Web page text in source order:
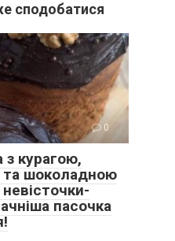
сподобатися
0
з курагою,
та шоколадною
пасочка